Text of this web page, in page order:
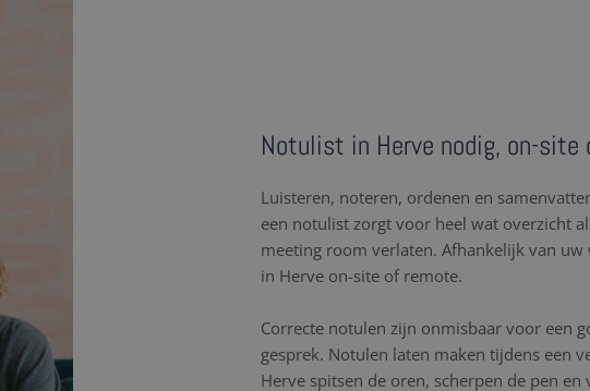
Notulist in Herve nodig, on-site
Luisteren, noteren, ordenen en
een notulist zorgt voor heel wat overzicht
meeting room verlaten. Afhankelijk van
in Herve on-site of remote.
Correcte notulen zijn onmisbaar voor een
gesprek. Notulen laten maken tijdens een
Herve spitsen de oren, scherpen de pen